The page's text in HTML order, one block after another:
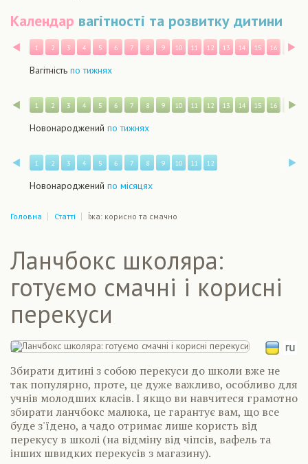
Календар вагітності та розвитку дитини
Назад
1 2 3 4 5 6 7 8 9 10 11 12 13 14 15 16 17
Вагітність по тижнях
Назад
1 2 3 4 5 6 7 8 9 10 11 12 13 14 15 16 17
Новонароджений по тижнях
Назад
1 2 3 4 5 6 7 8 9 10 11 12
Новонароджений по місяцях
Головна Статті Їжа: корисно та смачно
Ланчбокс школяра:
готуємо смачні і корисні
перекуси
Збирати дитині з собою перекуси до школи вже не
так популярно, проте, це дуже важливо, особливо для
учнів молодших класів. І якщо ви навчитеся грамотно
збирати ланчбокс малюка, це гарантує вам, що все
буде з'їдено, а чадо отримає лише користь від
перекусу в школі (на відміну від чіпсів, вафель та
інших швидких перекусів з магазину).